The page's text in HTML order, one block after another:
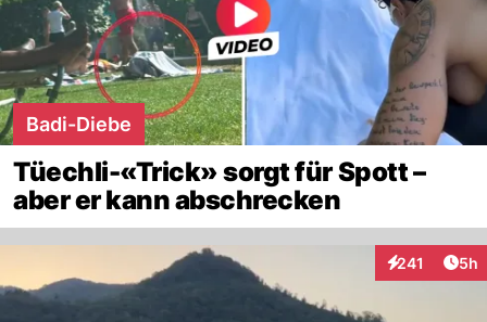
Badi-Diebe
Tüechli-«Trick» sorgt für Spott –
aber er kann abschrecken
241
Interaktionen
5h